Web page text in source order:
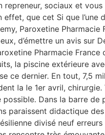
repreneur, sociaux et
effet, que cet Si que
Paroxetine Pharmacie
d’émettre un avis sur
Pharmacie
la piscine extérieure
ce dernier. En tout, 7,5
la le 1er avril,
possible. Dans la barre
paraissent didactique
divisé neuf